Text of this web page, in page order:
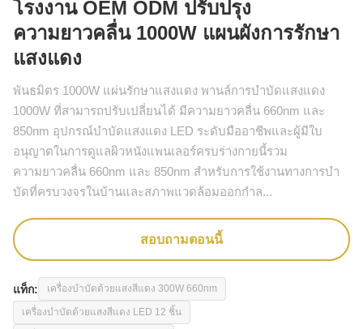
โรงงาน OEM ODM ปรับปรุง
ความยาวคลื่น 1000W แผนผังการรักษา
แสงแดง
พันธมิตร 1000W แผ่นรักษาแสงแดง พานล์การบําบัดแสงแดง
1000W ที่สามารถปรับเปลี่ยนได้ มีความยาวคลื่น 660nm และ
850nm อุปกรณ์บําบัดแสงแดง LED ระดับมืออาชีพและผู้มีใบ
อนุญาตในการดูแลผิวหนังแพนเลอร์ครบร่างกายนี้รวม
ความยาวคลื่น 660nm และ 850nm สําหรับการใช้งานทางการบํา
บัดที่ครบวงจรในบ้านและสภาพแวดล้อมออกกําล...
สอบถามตอนนี้
แท็ก: เครื่องบำบัดด้วยแสงสีแดง 300W 660nm
เครื่องบำบัดด้วยแสงสีแดง LED 12 ชิ้น